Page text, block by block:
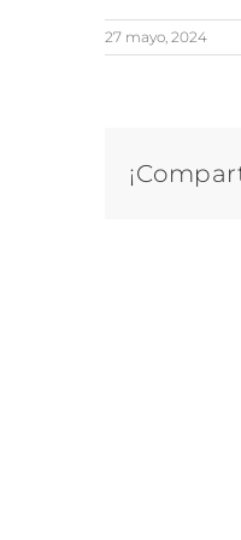
27 mayo, 2024